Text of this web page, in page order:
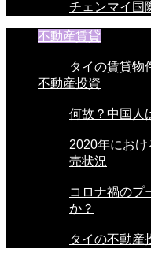
チェンマイ国
不動産賃貸
タイの賃貸物
不動産投資
何故？中国人
2020年にお
売状況
コロナ禍のプ
か？
タイの不動産